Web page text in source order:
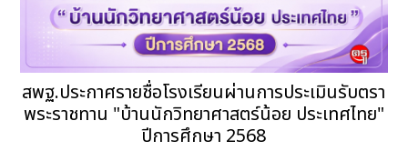
สพฐ.ประกาศรายชื่อโรงเรียนผ่านการประเมินรับตรา
พระราชทาน "บ้านนักวิทยาศาสตร์น้อย ประเทศไทย"
ปีการศึกษา 2568